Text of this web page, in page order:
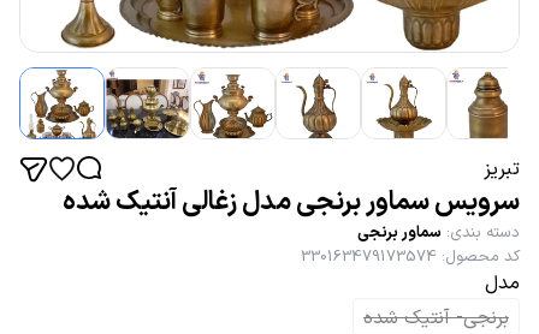
تبریز
سرویس سماور برنجی مدل زغالی آنتیک شده
دسته بندی: سماور برنجی
کد محصول:
330163479173574
مدل
برنجی- آنتیک شده